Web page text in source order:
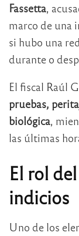
Fassetta,
marco de una
si hubo una
durante o
El fiscal Raúl
pruebas,
biológica,
las últimas
El rol
indicios
Uno de los